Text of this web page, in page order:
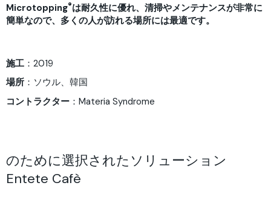
Microtopping®は耐久性に優れ、清掃やメンテナンスが非常に
簡単なので、多くの人が訪れる場所には最適です。
施工 ：2019
場所 ：ソウル、韓国
コントラクター ：Materia Syndrome
のために選択されたソリューション
Entete Cafè